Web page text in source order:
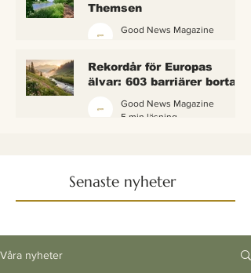
Themsen
Good News Magazine
Rekordår för Europas
älvar: 603 barriärer borta
igen
Good News Magazine
5 min läsning
Senaste nyheter
Våra nyheter